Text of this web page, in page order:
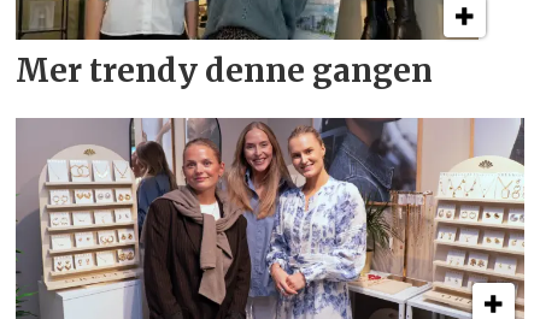
Mer trendy denne gangen